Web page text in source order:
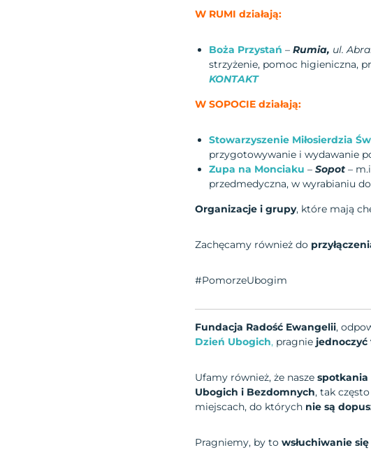
W RUMI działają:
Boża Przystań – Rumia, ul.
strzyżenie, pomoc higieniczna,
KONTAKT
W SOPOCIE działają:
Stowarzyszenie Miłosierdzia
przygotowywanie i wydawanie
Zupa na Monciaku – Sopot –
przedmedyczna, w wyrabianiu
Organizacje i grupy, które mają
Zachęcamy również do
#PomorzeUbogim
Fundacja Radość Ewangelii,
Dzień Ubogich, pragnie jednoczyć
Ufamy również, że nasze
Ubogich i Bezdomnych, tak
miejscach, do których nie są
Pragniemy, by to wsłuchiwanie